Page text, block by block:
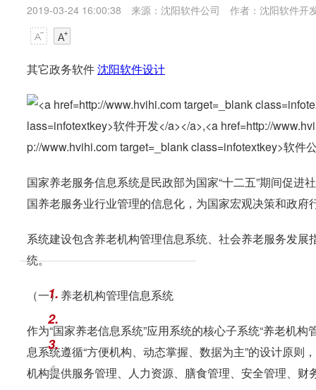
2019-03-24 16:00:38 来源：沈阳软件公司 作者：沈阳软件开
其它政务软件沈阳软件设计
国家养老服务信息系统是民政部为国家“十二五”期间促
国养老服务业行业管理的信息化，为国家宏观决策和政
系统建设包含养老机构管理信息系统、社会养老服务发
统。
（一）养老机构管理信息系统
作为“国家养老信息系统”应用系统的核心子系统“养老机
息系统遵循“方便机构、动态掌握、数据为主”的设计原则
机构提供服务管理、人力资源、膳食管理、安全管理、
1.
2.
3.
4.